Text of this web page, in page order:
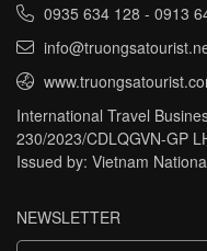
0935 634 128 - 0913
International Travel
230/2023/CDLQGVN-GP
Issued by: Vietnam
NEWSLETTER